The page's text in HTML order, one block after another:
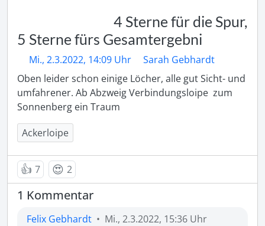
4 Sterne für die Spur,
5 Sterne fürs Gesamtergebni
Mi., 2.3.2022, 14:09 Uhr
Sarah Gebhardt
Oben leider schon einige Löcher, alle gut Sicht- und
umfahrener. Ab Abzweig Verbindungsloipe  zum
Sonnenberg ein Traum
Ackerloipe
👍 7 😍 2
1 Kommentar
Felix Gebhardt • Mi., 2.3.2022, 15:36 Uhr